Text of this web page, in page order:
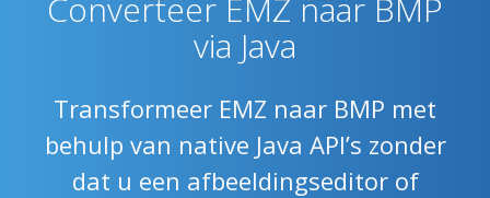
via Java
Transformeer EMZ naar BMP met
behulp van native Java API’s zonder
dat u een afbeeldingseditor of